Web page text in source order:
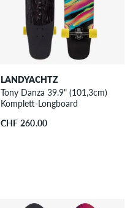
LANDYACHTZ
Tony Danza 39.9" (101,3cm)
Komplett-Longboard
CHF 260.00